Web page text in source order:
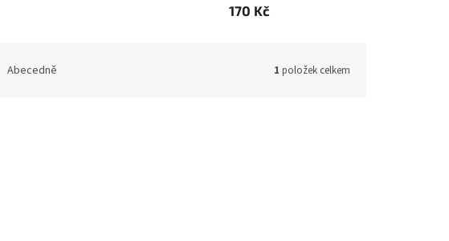
170 Kč
Abecedně 1 položek celkem